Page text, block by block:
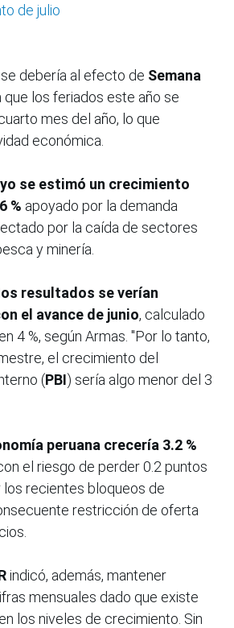
de julio
debería al efecto de Semana
que los feriados este año se
mes del año, lo que
económica.
se estimó un crecimiento
% apoyado por la demanda
por la caída de sectores
y minería.
resultados se verían
el avance de junio, calculado
4 %, según Armas. "Por lo tanto,
el crecimiento del
(PBI) sería algo menor del 3
peruana crecería 3.2 %
el riesgo de perder 0.2 puntos
recientes bloqueos de
restricción de oferta
indicó, además, mantener
mensuales dado que existe
los niveles de crecimiento. Sin